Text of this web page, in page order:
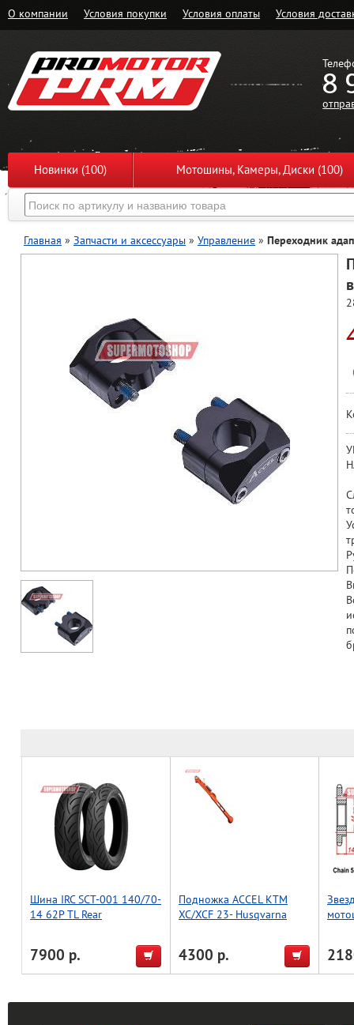
О компании Условия покупки Условия оплаты Условия
8
Новинки (100) Мотошины, Камеры, Диски (100)
Главная » Запчасти и аксессуары » Управление » Переходник
Шина IRC SCT-001 140/70-
14 62P TL Rear
7900 р.
Подножка ACCEL KTM
XC/XCF 23- Husqvarna
4300 р.